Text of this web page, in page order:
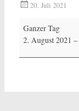
20. Juli 2021
Atlas
62D
Radlader
vermietet
Ganzer Tag
2. August 2021 –